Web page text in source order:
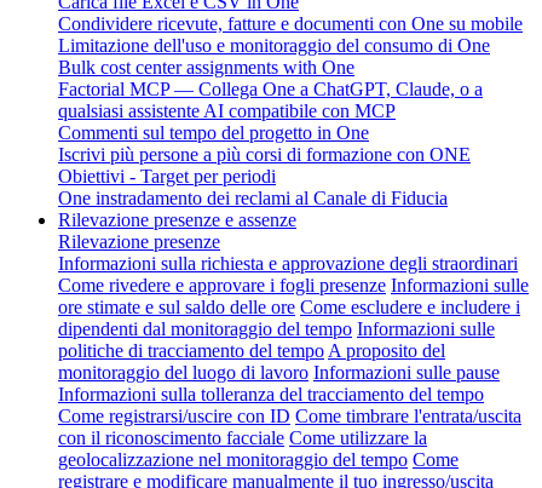
Condividere ricevute, fatture e documenti con One su mobile
Limitazione dell'uso e monitoraggio del consumo di One
Bulk cost center assignments with One
Factorial MCP — Collega One a ChatGPT, Claude, o a
qualsiasi assistente AI compatibile con MCP
Commenti sul tempo del progetto in One
Iscrivi più persone a più corsi di formazione con ONE
Obiettivi - Target per periodi
One instradamento dei reclami al Canale di Fiducia
Rilevazione presenze e assenze
Rilevazione presenze
Informazioni sulla richiesta e approvazione degli straordinari
Come rivedere e approvare i fogli presenze Informazioni sulle
ore stimate e sul saldo delle ore Come escludere e includere i
dipendenti dal monitoraggio del tempo Informazioni sulle
politiche di tracciamento del tempo A proposito del
monitoraggio del luogo di lavoro Informazioni sulle pause
Informazioni sulla tolleranza del tracciamento del tempo
Come registrarsi/uscire con ID Come timbrare l'entrata/uscita
con il riconoscimento facciale Come utilizzare la
geolocalizzazione nel monitoraggio del tempo Come
registrare e modificare manualmente il tuo ingresso/uscita